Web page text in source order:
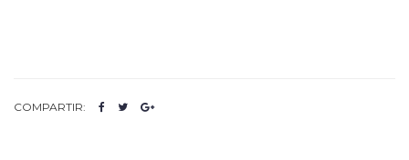
COMPARTIR: